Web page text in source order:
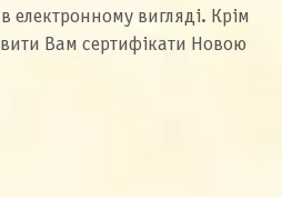
електронному вигляді. Крім
Вам сертифікати Новою